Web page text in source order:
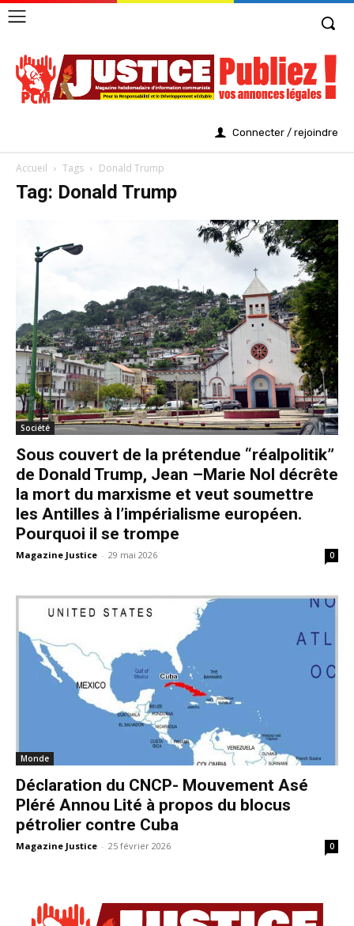
Connecter / rejoindre
Accueil Tags Donald Trump
Tag: Donald Trump
Société
Sous couvert de la prétendue “réalpolitik”
de Donald Trump, Jean –Marie Nol décrête
la mort du marxisme et veut soumettre
les Antilles à l’impérialisme européen.
Pourquoi il se trompe
Magazine Justice - 29 mai 2026 0
Monde
Déclaration du CNCP- Mouvement Asé
Pléré Annou Lité à propos du blocus
pétrolier contre Cuba
Magazine Justice - 25 février 2026 0